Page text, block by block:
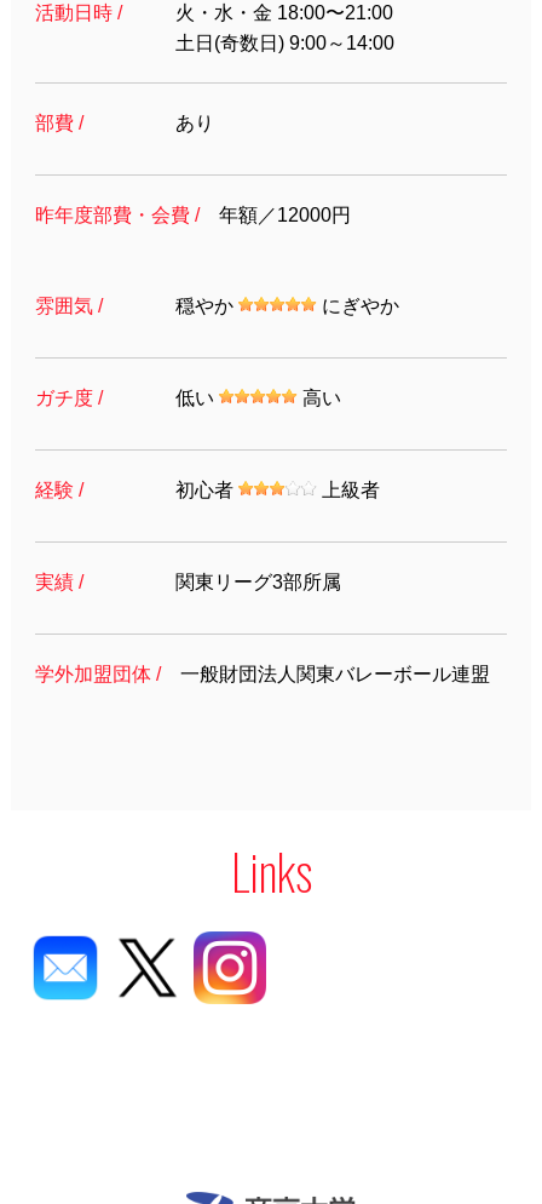
活動日時 /
火・水・金 18:00〜21:00
土日(奇数日) 9:00～14:00
部費 / あり
昨年度部費・会費 / 年額／12000円
雰囲気 / 穏やか にぎやか
ガチ度 / 低い 高い
経験 / 初心者 上級者
実績 / 関東リーグ3部所属
学外加盟団体 / 一般財団法人関東バレーボール連盟
Links